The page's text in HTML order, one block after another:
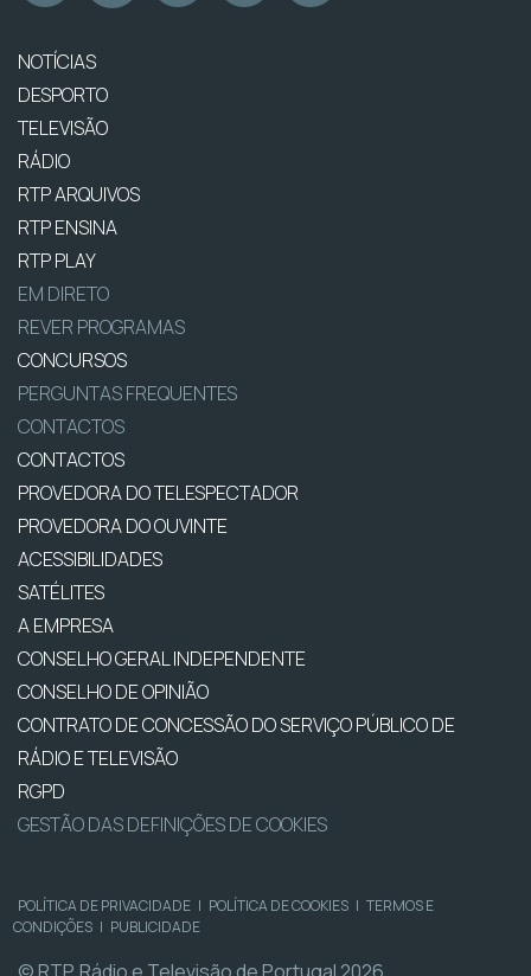
NOTÍCIAS
DESPORTO
TELEVISÃO
RÁDIO
RTP ARQUIVOS
RTP ENSINA
RTP PLAY
EM DIRETO
REVER PROGRAMAS
CONCURSOS
PERGUNTAS FREQUENTES
CONTACTOS
CONTACTOS
PROVEDORA DO TELESPECTADOR
PROVEDORA DO OUVINTE
ACESSIBILIDADES
SATÉLITES
A EMPRESA
CONSELHO GERAL INDEPENDENTE
CONSELHO DE OPINIÃO
CONTRATO DE CONCESSÃO DO SERVIÇO PÚBLICO DE
RÁDIO E TELEVISÃO
RGPD
GESTÃO DAS DEFINIÇÕES DE COOKIES
POLÍTICA DE PRIVACIDADE | POLÍTICA DE COOKIES | TERMOS E
CONDIÇÕES | PUBLICIDADE